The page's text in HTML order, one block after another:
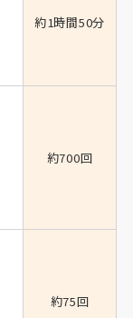
約1時間50分
約700回
約75回